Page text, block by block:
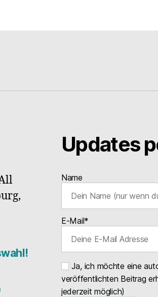
Updates
Name
E-Mail*
Ja, ich möchte eine
veröffentlichten Beitrag
jederzeit möglich)